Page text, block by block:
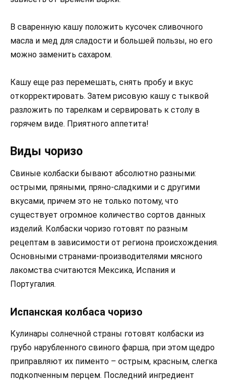
В сваренную кашу положить кусочек сливочного
масла и мед для сладости и большей пользы, но его
можно заменить сахаром.
Кашу еще раз перемешать, снять пробу и вкус
откорректировать. Затем рисовую кашу с тыквой
разложить по тарелкам и сервировать к столу в
горячем виде. Приятного аппетита!
Виды чоризо
Свиные колбаски бывают абсолютно разными:
острыми, пряными, пряно-сладкими и с другими
вкусами, причем это не только потому, что
существует огромное количество сортов данных
изделий. Колбаски чоризо готовят по разным
рецептам в зависимости от региона происхождения.
Основными странами-производителями мясного
лакомства считаются Мексика, Испания и
Португалия.
Испанская колбаса чоризо
Кулинары солнечной страны готовят колбаски из
грубо нарубленного свиного фарша, при этом щедро
приправляют их пименто – острым, красным, слегка
подкопченным перцем. Последний ингредиент